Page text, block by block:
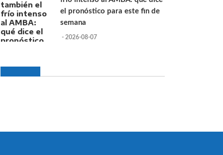
el pronóstico para este fin de
semana
- 2026-08-07